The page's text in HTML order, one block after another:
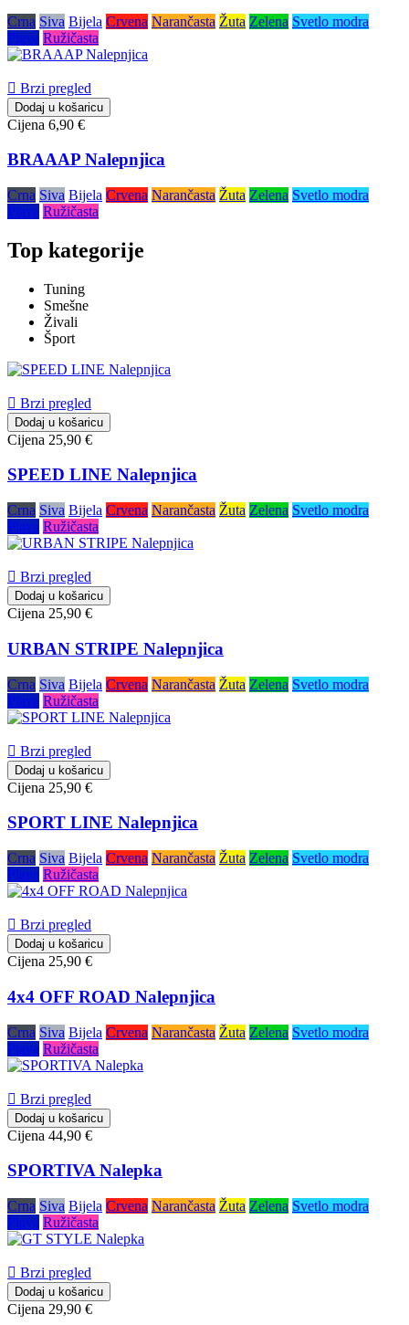
Crna Siva Bijela Crvena Narančasta Žuta Zelena Svetlo modra
Plava Ružičasta
 Brzi pregled
Dodaj u košaricu
Cijena 6,90 €
BRAAAP Nalepnjica
Crna Siva Bijela Crvena Narančasta Žuta Zelena Svetlo modra
Plava Ružičasta
Top kategorije
Tuning
Smešne
Živali
Šport
 Brzi pregled
Dodaj u košaricu
Cijena 25,90 €
SPEED LINE Nalepnjica
Crna Siva Bijela Crvena Narančasta Žuta Zelena Svetlo modra
Plava Ružičasta
 Brzi pregled
Dodaj u košaricu
Cijena 25,90 €
URBAN STRIPE Nalepnjica
Crna Siva Bijela Crvena Narančasta Žuta Zelena Svetlo modra
Plava Ružičasta
 Brzi pregled
Dodaj u košaricu
Cijena 25,90 €
SPORT LINE Nalepnjica
Crna Siva Bijela Crvena Narančasta Žuta Zelena Svetlo modra
Plava Ružičasta
 Brzi pregled
Dodaj u košaricu
Cijena 25,90 €
4x4 OFF ROAD Nalepnjica
Crna Siva Bijela Crvena Narančasta Žuta Zelena Svetlo modra
Plava Ružičasta
 Brzi pregled
Dodaj u košaricu
Cijena 44,90 €
SPORTIVA Nalepka
Crna Siva Bijela Crvena Narančasta Žuta Zelena Svetlo modra
Plava Ružičasta
 Brzi pregled
Dodaj u košaricu
Cijena 29,90 €